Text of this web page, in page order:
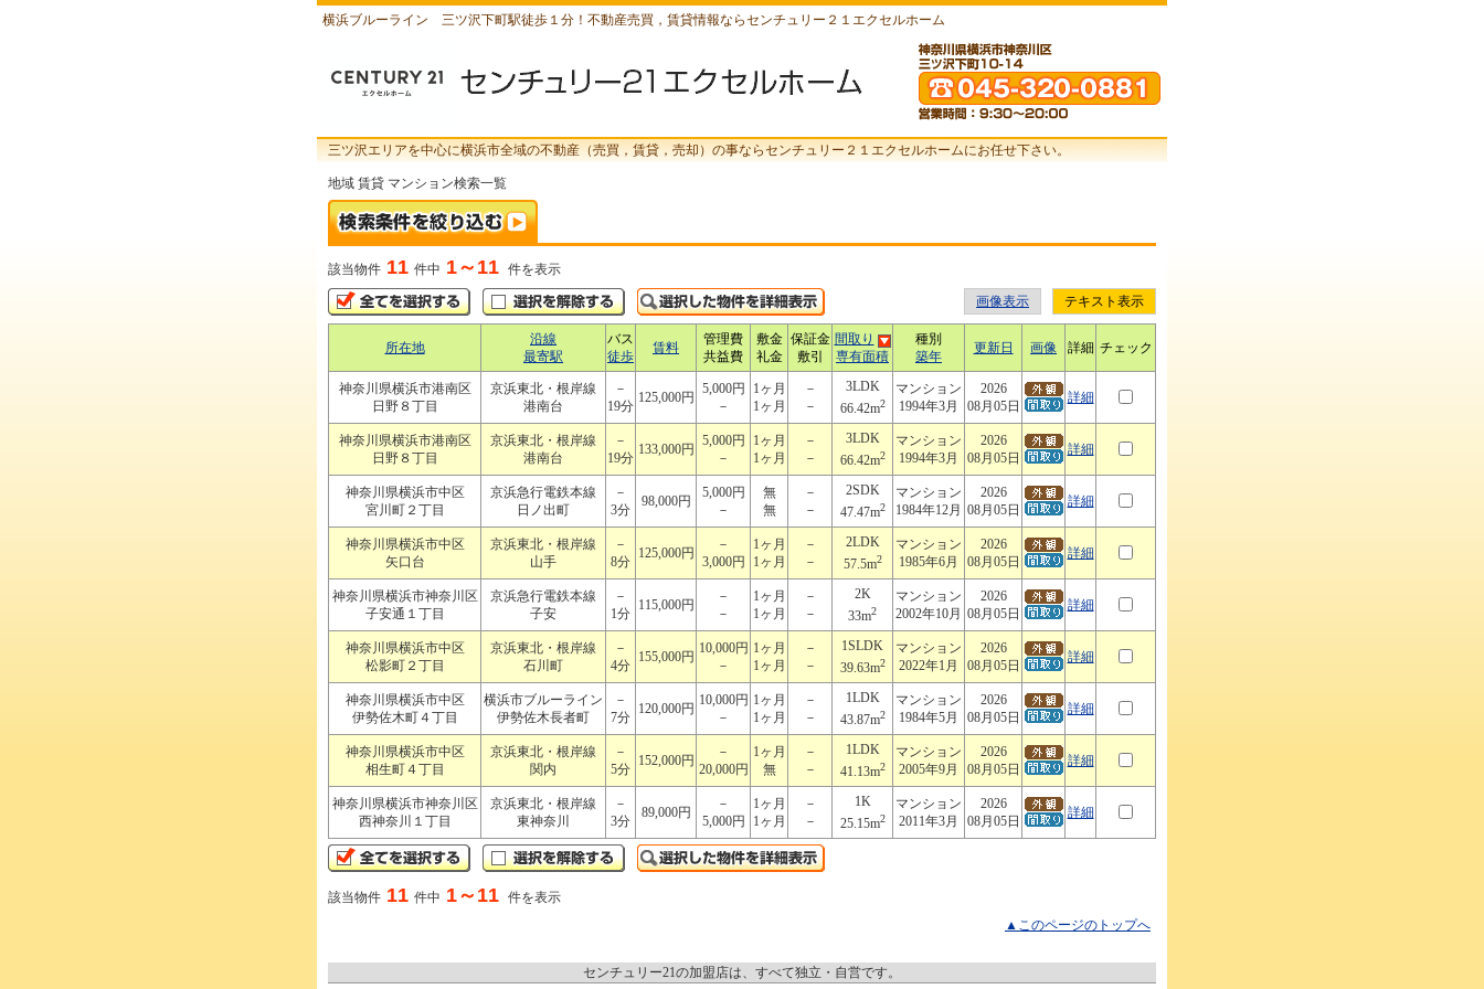
横浜ブルーライン 三ツ沢下町駅徒歩１分！不動産売買，賃貸情報ならセンチュリー２１エクセルホーム
三ツ沢エリアを中心に横浜市全域の不動産（売買，賃貸，売却）の事ならセンチュリー２１エクセルホームにお任せ下さい。
地域 賃貸 マンション検索一覧
該当物件 11 件中 1～11 件を表示
画像表示 テキスト表示
所在地
沿線
最寄駅
バス
徒歩
賃料
管理費
共益費
敷金
礼金
保証金
敷引
間取り
専有面積
種別
築年
更新日 画像 詳細 チェック
神奈川県横浜市港南区
日野８丁目
京浜東北・根岸線
港南台
－
19分
125,000円
5,000円
－
1ヶ月
1ヶ月
－
－
3LDK
66.42m2
マンション
1994年3月
2026
08月05日
詳細
神奈川県横浜市港南区
日野８丁目
京浜東北・根岸線
港南台
－
19分
133,000円
5,000円
－
1ヶ月
1ヶ月
－
－
3LDK
66.42m2
マンション
1994年3月
2026
08月05日
詳細
神奈川県横浜市中区
宮川町２丁目
京浜急行電鉄本線
日ノ出町
－
3分
98,000円
5,000円
－
無
無
－
－
2SDK
47.47m2
マンション
1984年12月
2026
08月05日
詳細
神奈川県横浜市中区
矢口台
京浜東北・根岸線
山手
－
8分
125,000円
－
3,000円
1ヶ月
1ヶ月
－
－
2LDK
57.5m2
マンション
1985年6月
2026
08月05日
詳細
神奈川県横浜市神奈川区
子安通１丁目
京浜急行電鉄本線
子安
－
1分
115,000円
－
－
1ヶ月
1ヶ月
－
－
2K
33m2
マンション
2002年10月
2026
08月05日
詳細
神奈川県横浜市中区
松影町２丁目
京浜東北・根岸線
石川町
－
4分
155,000円
10,000円
－
1ヶ月
1ヶ月
－
－
1SLDK
39.63m2
マンション
2022年1月
2026
08月05日
詳細
神奈川県横浜市中区
伊勢佐木町４丁目
横浜市ブルーライン
伊勢佐木長者町
－
7分
120,000円
10,000円
－
1ヶ月
1ヶ月
－
－
1LDK
43.87m2
マンション
1984年5月
2026
08月05日
詳細
神奈川県横浜市中区
相生町４丁目
京浜東北・根岸線
関内
－
5分
152,000円
－
20,000円
1ヶ月
無
－
－
1LDK
41.13m2
マンション
2005年9月
2026
08月05日
詳細
神奈川県横浜市神奈川区
西神奈川１丁目
京浜東北・根岸線
東神奈川
－
3分
89,000円
－
5,000円
1ヶ月
1ヶ月
－
－
1K
25.15m2
マンション
2011年3月
2026
08月05日
詳細
該当物件 11 件中 1～11 件を表示
▲このページのトップへ
センチュリー21の加盟店は、すべて独立・自営です。